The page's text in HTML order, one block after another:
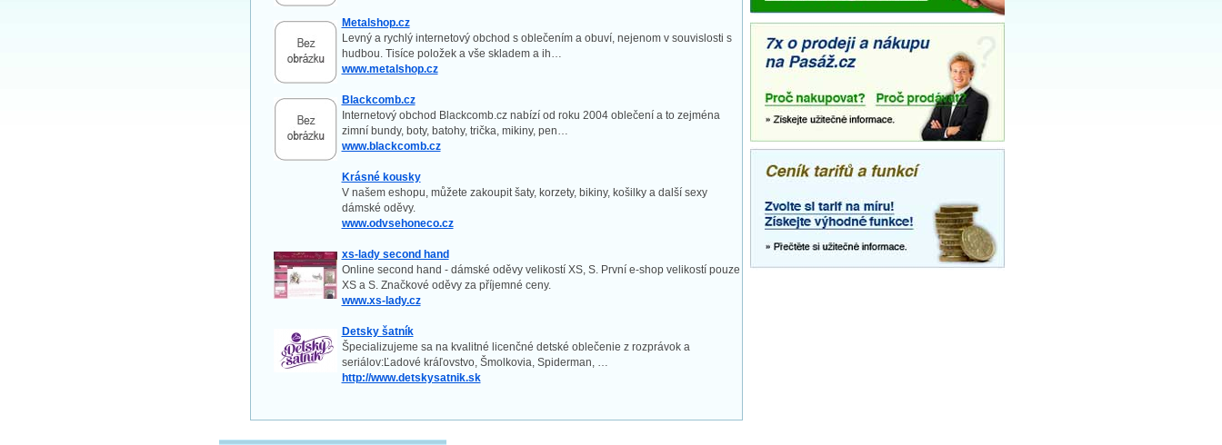
Metalshop.cz
Levný a rychlý internetový obchod s oblečením a obuví, nejenom v souvislosti s
hudbou. Tisíce položek a vše skladem a ih…
www.metalshop.cz
Blackcomb.cz
Internetový obchod Blackcomb.cz nabízí od roku 2004 oblečení a to zejména
zimní bundy, boty, batohy, trička, mikiny, pen…
www.blackcomb.cz
Krásné kousky
V našem eshopu, můžete zakoupit šaty, korzety, bikiny, košilky a další sexy
dámské oděvy.
www.odvsehoneco.cz
xs-lady second hand
Online second hand - dámské oděvy velikostí XS, S. První e-shop velikostí pouze
XS a S. Značkové oděvy za příjemné ceny.
www.xs-lady.cz
Detsky šatník
Špecializujeme sa na kvalitné licenčné detské oblečenie z rozprávok a
seriálov:Ľadové kráľovstvo, Šmolkovia, Spiderman, …
http://www.detskysatnik.sk